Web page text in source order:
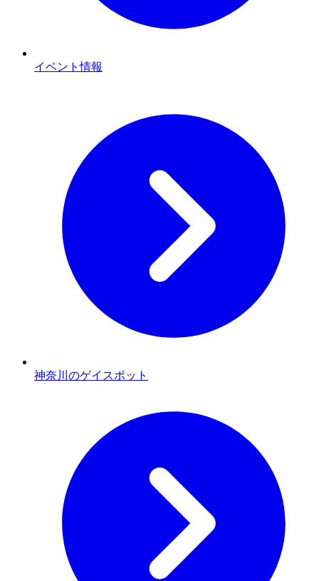
イベント情報
神奈川のゲイスポット